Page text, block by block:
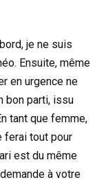
je ne suis
Ensuite, même
en urgence ne
bon parti, issu
tant que femme,
ferai tout pour
est du même
à votre